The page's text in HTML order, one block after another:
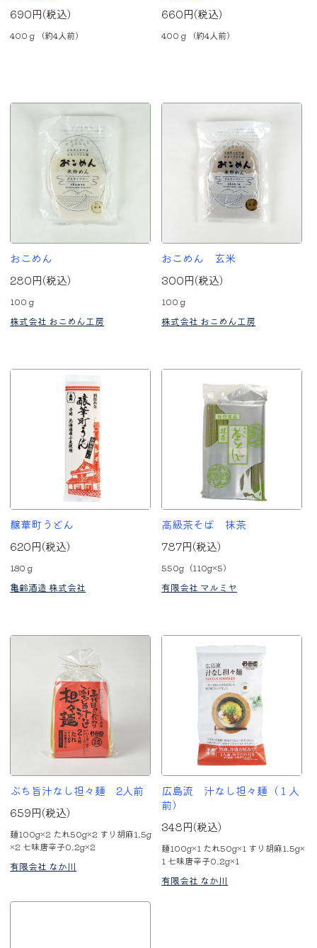
690円(税込)
400ｇ（約4人前）
660円(税込)
400ｇ（約4人前）
おこめん
280円(税込)
100ｇ
株式会社 おこめん工房
おこめん 玄米
300円(税込)
100ｇ
株式会社 おこめん工房
醸華町うどん
620円(税込)
180ｇ
亀齢酒造 株式会社
高級茶そば 抹茶
787円(税込)
550g（110g×5）
有限会社 マルミヤ
ぶち旨汁なし担々麺 2人前
659円(税込)
麺100g×2 たれ50g×2 すり胡麻1.5g
×2 七味唐辛子0.2g×2
有限会社 なか川
広島流 汁なし担々麺（１人
前）
348円(税込)
麺100g×1 たれ50g×1 すり胡麻1.5g×
1 七味唐辛子0.2g×1
有限会社 なか川